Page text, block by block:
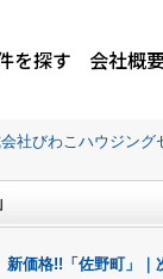
を探す 会社概
社びわこハウジング
新価格!!「佐野町」